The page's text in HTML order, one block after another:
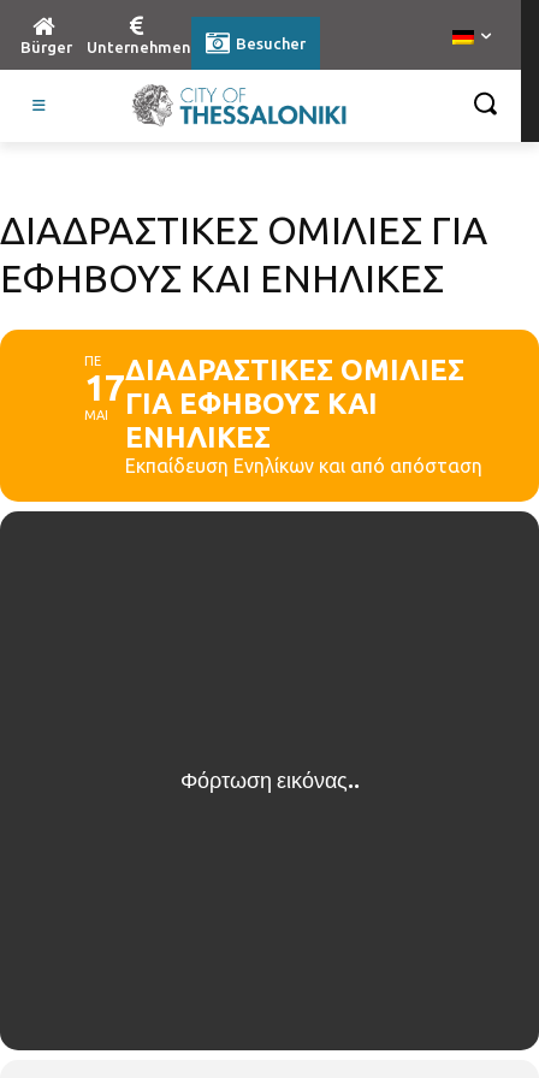
Bürger Unternehmen Besucher
ΔΙΑΔΡΑΣΤΙΚΕΣ ΟΜΙΛΙΕΣ ΓΙΑ
ΕΦΗΒΟΥΣ ΚΑΙ ΕΝΗΛΙΚΕΣ
ΠΕ
17
ΜΑΙ
ΔΙΑΔΡΑΣΤΙΚΕΣ ΟΜΙΛΙΕΣ
ΓΙΑ ΕΦΗΒΟΥΣ ΚΑΙ
ΕΝΗΛΙΚΕΣ
Εκπαίδευση Ενηλίκων και από απόσταση